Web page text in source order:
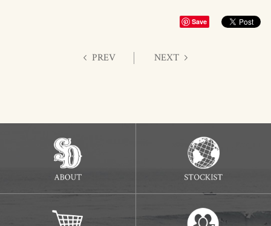
Save
PREV NEXT